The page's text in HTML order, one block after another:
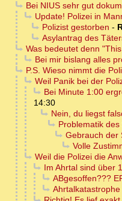
Bei NIUS sehr gut
Update! Polizei in
Polizist gestorben -
Asylantrag des
Was bedeutet denn
Bei mir bislang alles
P.S. Wieso nimmt die
Weil Panik bei der
Bei Minute 1:00
14:30
Nein, du liegst
Problematik
Gebrauch der
Volle
Weil die Polizei die
Im Ahrtal sind über
ABgesoffen???